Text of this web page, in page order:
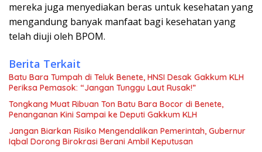
mereka juga menyediakan beras untuk kesehatan yang
mengandung banyak manfaat bagi kesehatan yang
telah diuji oleh BPOM.
Berita Terkait
Batu Bara Tumpah di Teluk Benete, HNSI Desak Gakkum KLH
Periksa Pemasok: “Jangan Tunggu Laut Rusak!”
Tongkang Muat Ribuan Ton Batu Bara Bocor di Benete,
Penanganan Kini Sampai ke Deputi Gakkum KLH
Jangan Biarkan Risiko Mengendalikan Pemerintah, Gubernur
Iqbal Dorong Birokrasi Berani Ambil Keputusan